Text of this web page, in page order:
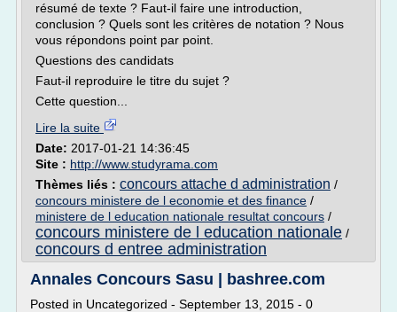
résumé de texte ? Faut-il faire une introduction,
conclusion ? Quels sont les critères de notation ? Nous
vous répondons point par point.
Questions des candidats
Faut-il reproduire le titre du sujet ?
Cette question...
Lire la suite
Date: 2017-01-21 14:36:45
Site : http://www.studyrama.com
Thèmes liés : concours attache d administration /
concours ministere de l economie et des finance /
ministere de l education nationale resultat concours /
concours ministere de l education nationale /
concours d entree administration
Annales Concours Sasu | bashree.com
Posted in Uncategorized - September 13, 2015 - 0